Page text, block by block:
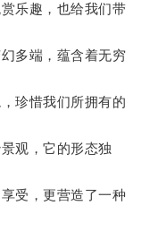
乐趣，也给我们带
多端，蕴含着无穷
珍惜我们所拥有的
观，它的形态独
受，更营造了一种